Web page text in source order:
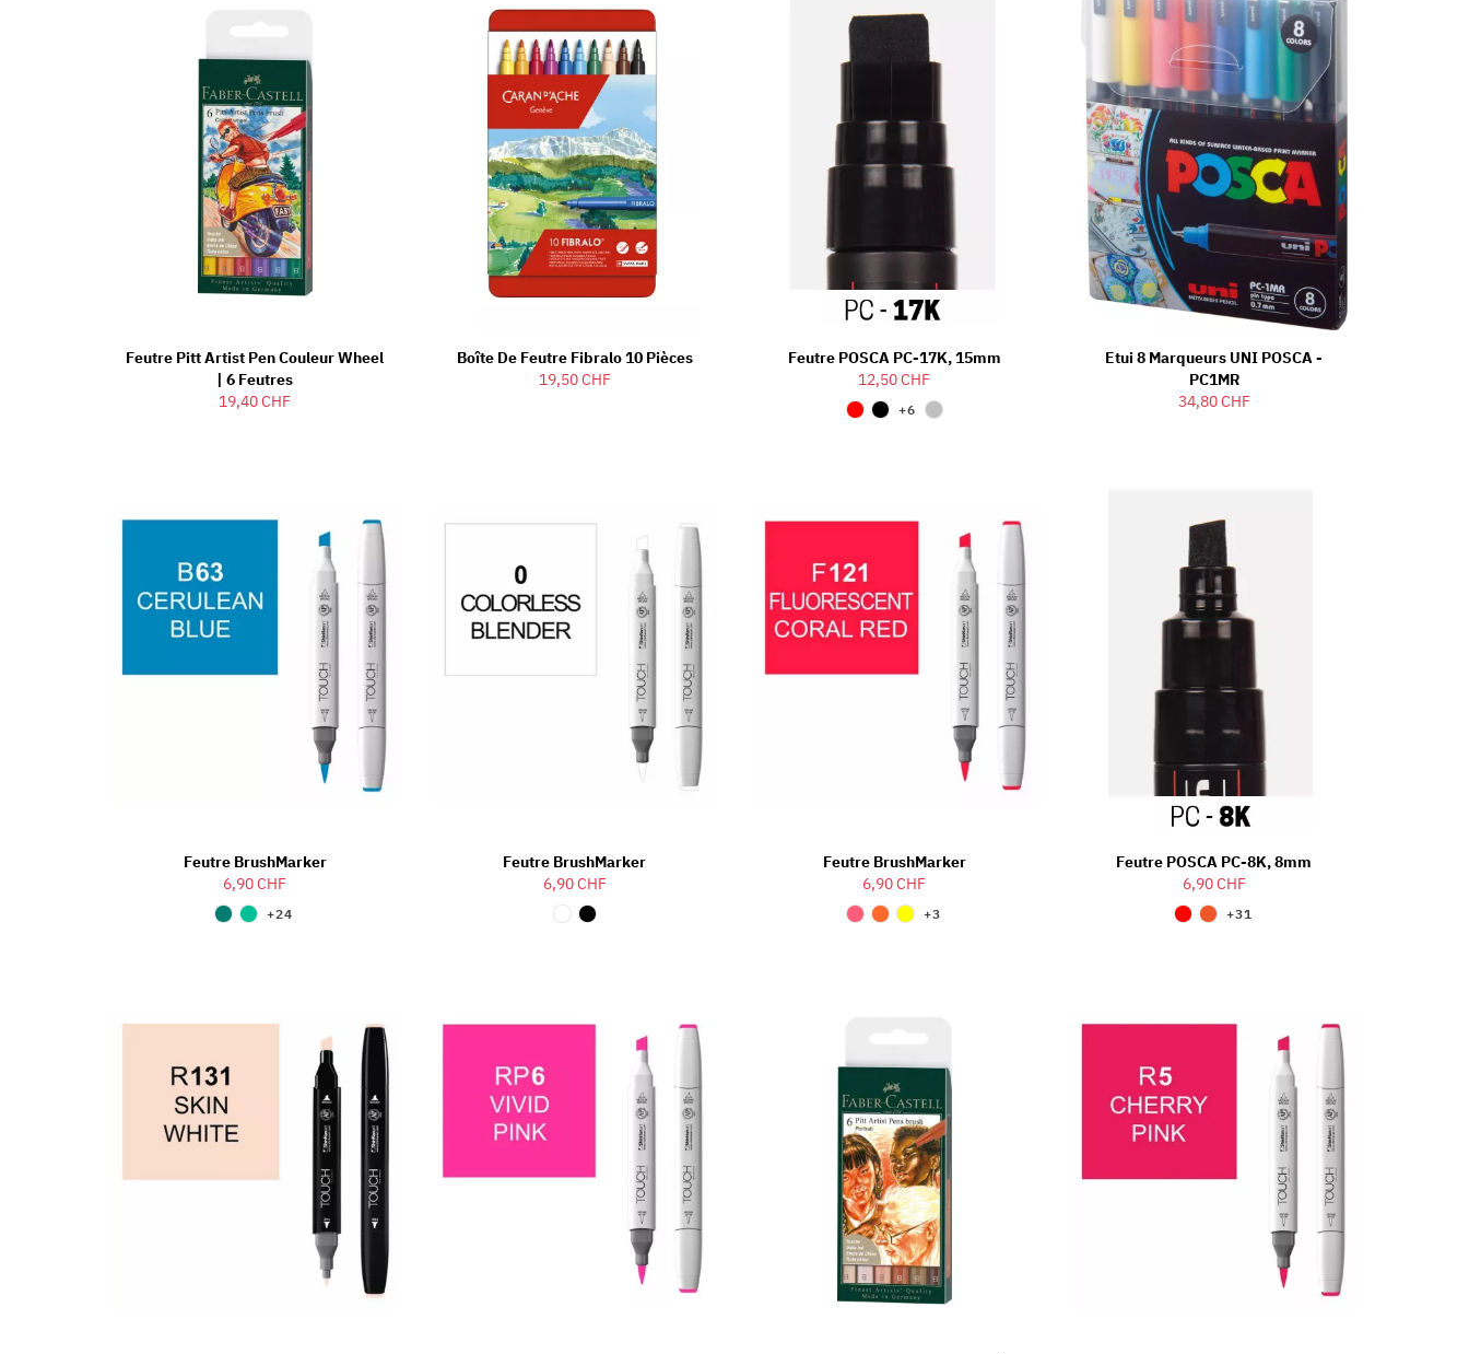
Feutre Pitt Artist Pen Couleur Wheel
| 6 Feutres
19,40 CHF
Boîte De Feutre Fibralo 10 Pièces
19,50 CHF
Feutre POSCA PC-17K, 15mm
12,50 CHF
+6
Etui 8 Marqueurs UNI POSCA -
PC1MR
34,80 CHF
Feutre BrushMarker
6,90 CHF
+24
Feutre BrushMarker
6,90 CHF
Feutre BrushMarker
6,90 CHF
+3
Feutre POSCA PC-8K, 8mm
6,90 CHF
+31